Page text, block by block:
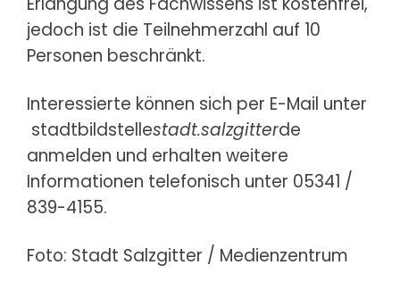
jedoch ist die Teilnehmerzahl auf 10
Personen beschränkt.
Interessierte können sich per E-Mail unter
stadtbildstellestadt.salzgitterde
anmelden und erhalten weitere
Informationen telefonisch unter 05341 /
839-4155.
Foto: Stadt Salzgitter / Medienzentrum